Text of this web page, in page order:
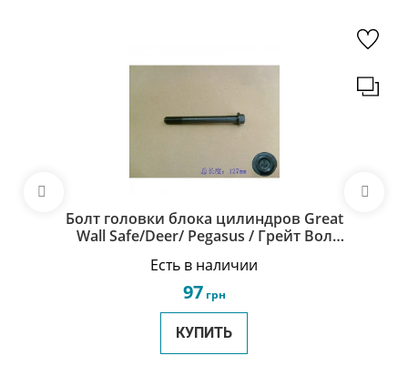
Болт головки блока цилиндров Great
Wall Safe/Deer/ Pegasus / Грейт Вол
Есть в наличии
97грн
КУПИТЬ